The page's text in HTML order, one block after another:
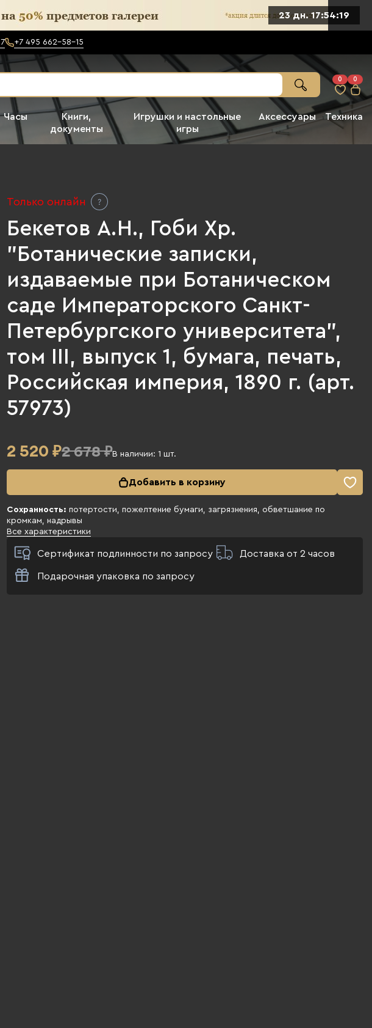
23 дн. 17:54:17
+7 495 662-58-15
0 0
Часы
Книги,
документы
Игрушки и настольные
игры
Аксессуары Техника
Только онлайн
Бекетов А.Н., Гоби Хр.
"Ботанические записки,
издаваемые при Ботаническом
саде Императорского Санкт-
Петербургского университета",
том III, выпуск 1, бумага, печать,
Российская империя, 1890 г. (арт.
57973)
2 520 ₽2 678 ₽В наличии: 1 шт.
Добавить в корзину
Сохранность: потертости, пожелтение бумаги, загрязнения, обветшание по
кромкам, надрывы
Все характеристики
Сертификат подлинности по запросу Доставка от 2 часов
Подарочная упаковка по запросу